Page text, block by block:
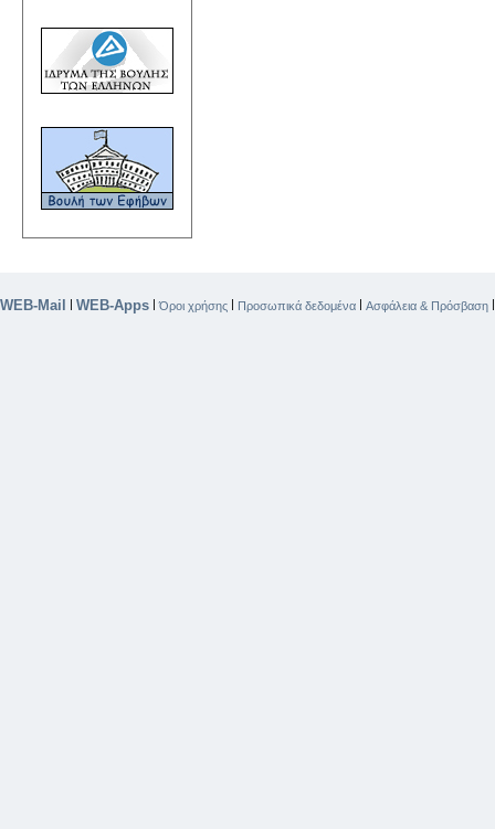
WEB-Mail WEB-Apps |Όροι χρήσης Προσωπικά δεδομένα Ασφάλεια & Πρόσβαση